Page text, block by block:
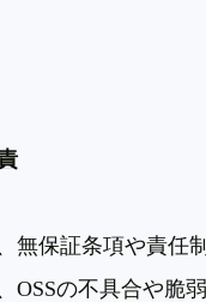
無保証条項や責任
OSSの不具合や脆